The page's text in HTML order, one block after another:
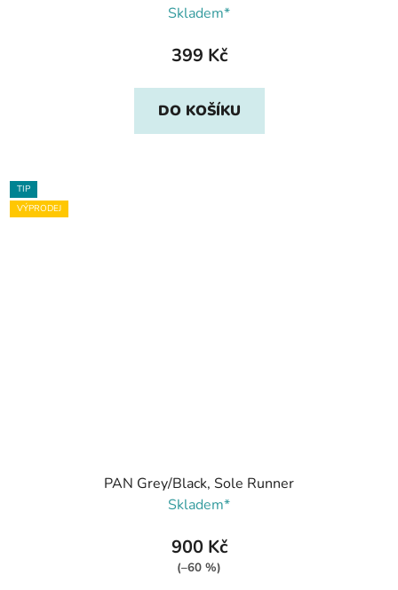
Skladem*
399 Kč
DO KOŠÍKU
TIP
VÝPRODEJ
PAN Grey/Black, Sole Runner
Skladem*
900 Kč
(–60 %)